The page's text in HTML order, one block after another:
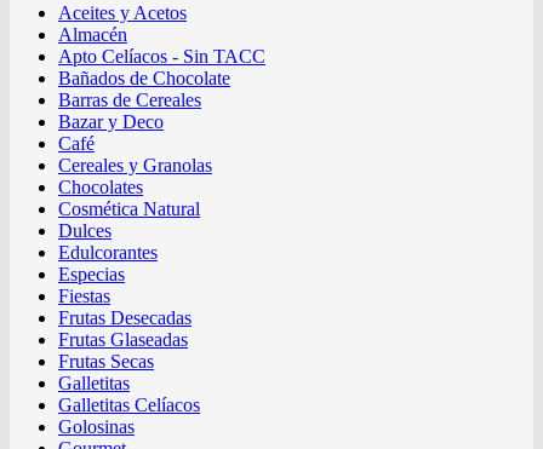
Aceites y Acetos
Almacén
Apto Celíacos - Sin TACC
Bañados de Chocolate
Barras de Cereales
Bazar y Deco
Café
Cereales y Granolas
Chocolates
Cosmética Natural
Dulces
Edulcorantes
Especias
Fiestas
Frutas Desecadas
Frutas Glaseadas
Frutas Secas
Galletitas
Galletitas Celíacos
Golosinas